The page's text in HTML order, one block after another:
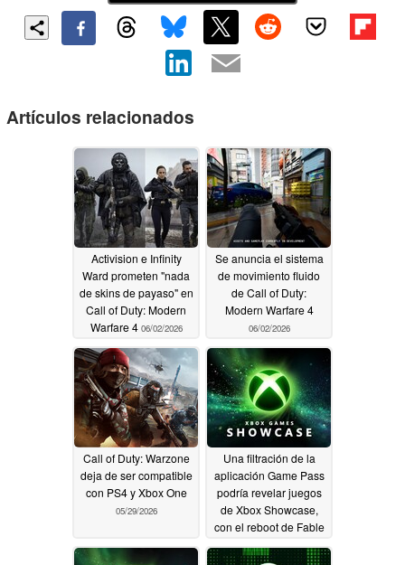
Artículos relacionados
Activision e Infinity
Ward prometen "nada
de skins de payaso" en
Call of Duty: Modern
Warfare 4 06/02/2026
Se anuncia el sistema
de movimiento fluido
de Call of Duty:
Modern Warfare 4
06/02/2026
Call of Duty: Warzone
deja de ser compatible
con PS4 y Xbox One
05/29/2026
Una filtración de la
aplicación Game Pass
podría revelar juegos
de Xbox Showcase,
con el reboot de Fable
incluido05/27/2026